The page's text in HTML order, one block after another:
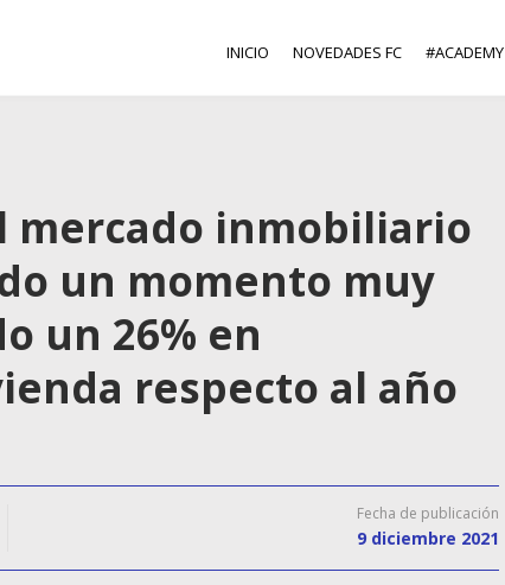
INICIO NOVEDADES FC #ACADEMY
mercado inmobiliario
un momento muy
un 26% en
respecto al año
Fecha de publicación
9 diciembre 2021